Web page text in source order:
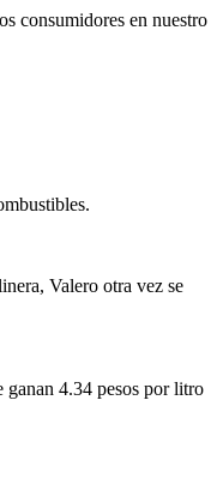
consumidores en nuestro
Valero otra vez se
ganan 4.34 pesos por litro